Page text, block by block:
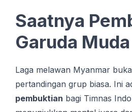
Saatnya
Garuda Muda
Laga melawan Myanmar
pertandingan grup biasa. Ini
pembuktian bagi Timnas